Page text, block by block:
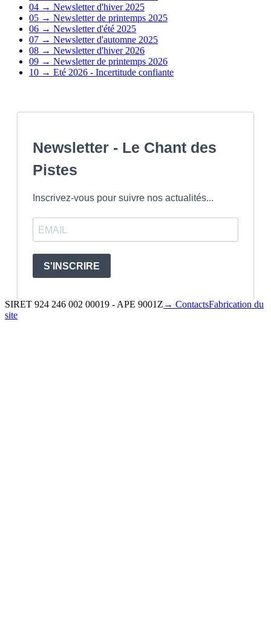
04 → Newsletter d'hiver 2025
05 → Newsletter de printemps 2025
06 → Newsletter d'été 2025
07 → Newsletter d'automne 2025
08 → Newsletter d'hiver 2026
09 → Newsletter de printemps 2026
10 → Eté 2026 - Incertitude confiante
SIRET 924 246 002 00019 - APE 9001Z → ContactsFabrication du
site